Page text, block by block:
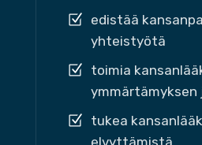
edistää
yhteistyötä
toimia
ymmärtämyksen
tukea